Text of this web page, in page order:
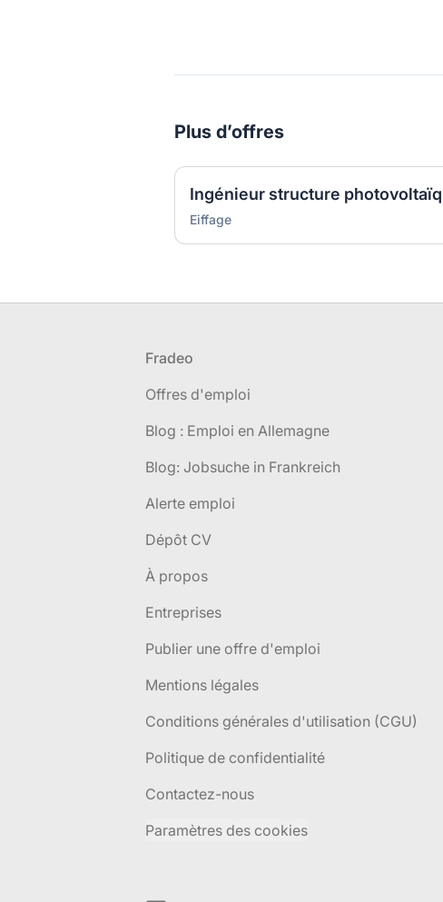
Plus d’offres
Ingénieur structure
Eiffage
Fradeo
Offres d'emploi
Blog : Emploi en Allemagne
Blog: Jobsuche in Frankreich
Alerte emploi
Dépôt CV
À propos
Entreprises
Publier une offre d'emploi
Mentions légales
Conditions générales d'utilisation (CGU)
Politique de confidentialité
Contactez-nous
Paramètres des cookies